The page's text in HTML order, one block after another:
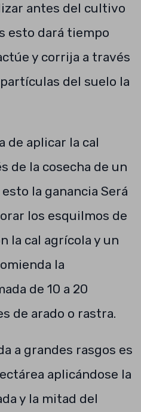
antes del cultivo
esto dará tiempo
y corrija a través
del suelo la
de aplicar la cal
de la cosecha de un
la ganancia Será
los esquilmos de
la cal agrícola y un
la
de 10 a 20
de arado o rastra.
a grandes rasgos es
aplicándose la
y la mitad del